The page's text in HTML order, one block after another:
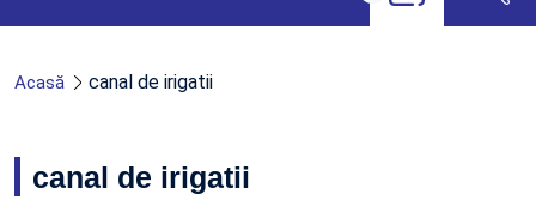
Acasă canal de irigatii
canal de irigatii